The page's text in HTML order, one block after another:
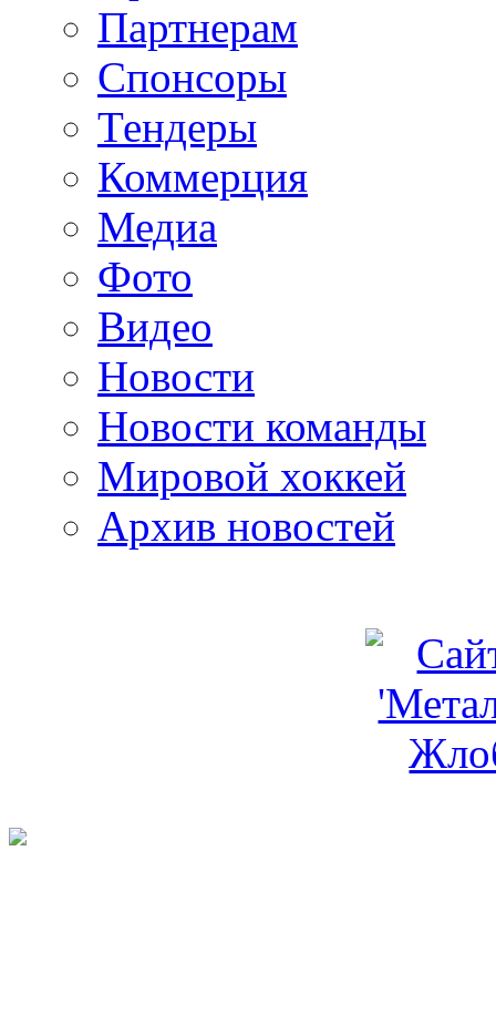
Партнерам
Спонсоры
Тендеры
Коммерция
Медиа
Фото
Видео
Новости
Новости команды
Мировой хоккей
Архив новостей